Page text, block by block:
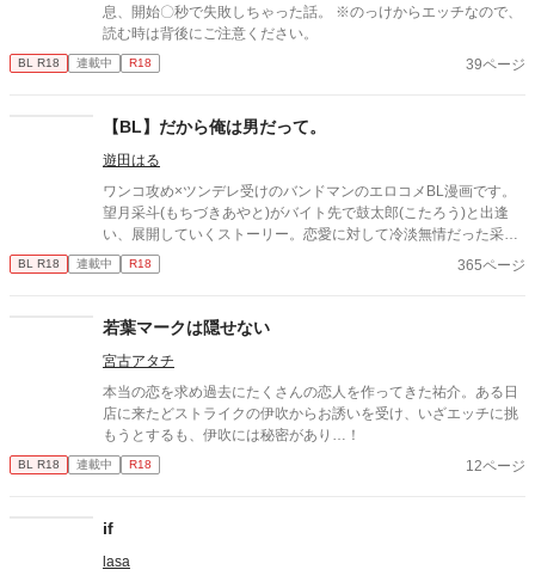
息、開始〇秒で失敗しちゃった話。 ※のっけからエッチなので、
読む時は背後にご注意ください。
BL R18 連載中 R18 39ページ
【BL】だから俺は男だって。
遊田はる
ワンコ攻め×ツンデレ受けのバンドマンのエロコメBL漫画です。
望月采斗(もちづきあやと)がバイト先で鼓太郎(こたろう)と出逢
い、展開していくストーリー。恋愛に対して冷淡無情だった采斗
(あやと)の概念は崩れ、それまで知らなかった感情や新しい世界
を知り変わっていきます。連載していきます！
BL R18 連載中 R18 365ページ
若葉マークは隠せない
宮古アタチ
本当の恋を求め過去にたくさんの恋人を作ってきた祐介。ある日
店に来たどストライクの伊吹からお誘いを受け、いざエッチに挑
もうとするも、伊吹には秘密があり…！
BL R18 連載中 R18 12ページ
if
lasa